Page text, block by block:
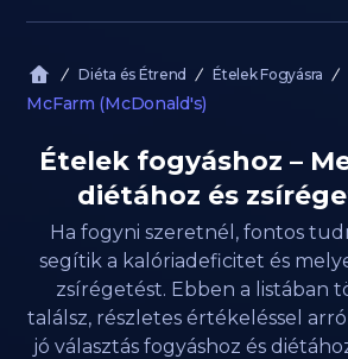
Diéta és Étrend Ételek Fogyásra
McFarm (McDonald's)
Ételek fogyáshoz –
diétához és
Ha fogyni szeretnél, fontos
segítik a kalóriadeficitet és
zsírégetést. Ebben a listában
találsz, részletes értékeléssel
jó választás fogyáshoz és